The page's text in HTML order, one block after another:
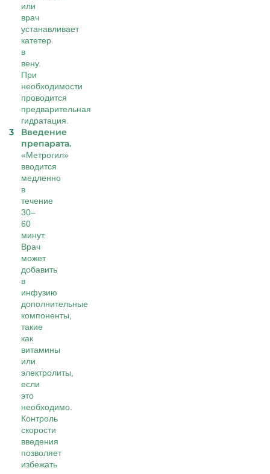
или
врач
устанавливает
катетер
в
вену.
При
необходимости
проводится
предварительная
гидратация.
Введение
препарата.
«Метрогил»
вводится
медленно
в
течение
30–
60
минут.
Врач
может
добавить
в
инфузию
дополнительные
компоненты,
такие
как
витамины
или
электролиты,
если
это
необходимо.
Контроль
скорости
введения
позволяет
избежать